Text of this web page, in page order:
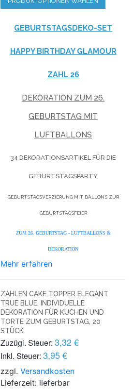
GEBURTSTAGSDEKO-SET
HAPPY BIRTHDAY GLAMOUR
ZAHL 26
DEKORATION ZUM 26.
GEBURTSTAG MIT
LUFTBALLONS
34 DEKORATIONSARTIKEL FÜR DIE
GEBURTSTAGSPARTY
GEBURTSTAGSVERZIERUNG MIT BALLONS ZUR
GEBURTSTAGSFEIER
ZUM 26. GEBURTSTAG - LUFTBALLONS &
DEKORATION
Mehr erfahren
ZAHLEN CAKE TOPPER ELEGANT
TRUE BLUE, INDIVIDUELLE
DEKORATION FÜR KUCHEN UND
TORTE ZUM GEBURTSTAG, 20
STÜCK
Zuzügl. Steuer: 3,32 €
Inkl. Steuer: 3,95 €
zzgl.Versandkosten
Lieferzeit: lieferbar